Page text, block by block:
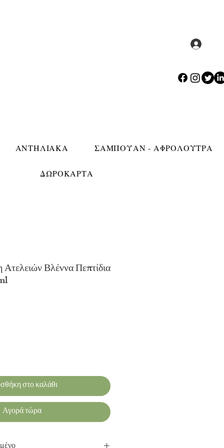
ΑΝΤΗΛΙΑΚΑ ΣΑΜΠΟΥΑΝ - ΑΦΡΟΛΟΥΤΡΑ
ΔΩΡΟΚΑΡΤΑ
Βλέννα Πεπτίδια
στο καλάθι
Αγορά τώρα